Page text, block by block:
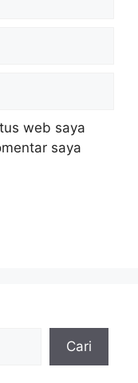
web saya
saya
Cari